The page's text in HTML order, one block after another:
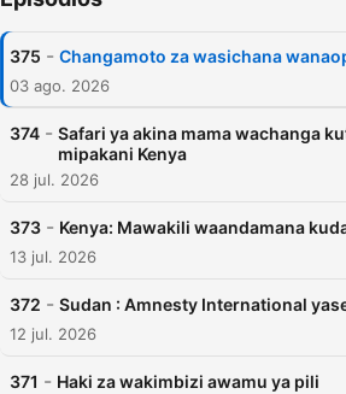
375 - Changamoto za wasichana
03 ago. 2026
374 - Safari ya akina mama wachanga
mipakani Kenya
28 jul. 2026
373 - Kenya: Mawakili waandamana
13 jul. 2026
372 - Sudan : Amnesty International
12 jul. 2026
371 - Haki za wakimbizi awamu ya pili